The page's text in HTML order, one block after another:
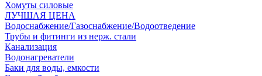
Хомуты силовые
ЛУЧШАЯ ЦЕНА
Водоснабжение/Газоснабжение/Водоотведение
Трубы и фитинги из нерж. стали
Канализация
Водонагреватели
Баки для воды, емкости